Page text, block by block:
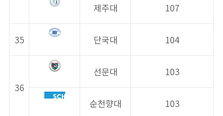
제주대 107
35 단국대 104
36
선문대 103
순천향대 103